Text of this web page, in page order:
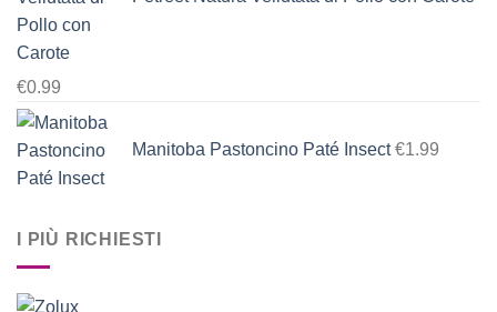
€0.99
Manitoba Pastoncino Paté Insect €1.99
I PIÙ RICHIESTI